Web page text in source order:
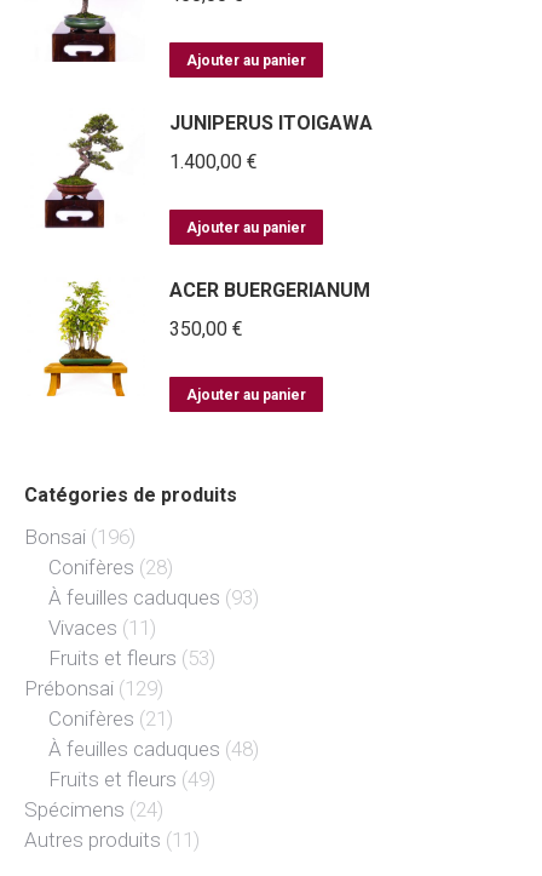
Ajouter au panier
JUNIPERUS ITOIGAWA
1.400,00 €
Ajouter au panier
ACER BUERGERIANUM
350,00 €
Ajouter au panier
Catégories de produits
Bonsai (196)
Conifères (28)
À feuilles caduques (93)
Vivaces (11)
Fruits et fleurs (53)
Prébonsai (129)
Conifères (21)
À feuilles caduques (48)
Fruits et fleurs (49)
Spécimens (24)
Autres produits (11)